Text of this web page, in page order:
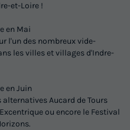
et-Loire !
en Mai
l'un des nombreux vide-
les villes et villages d'Indre-
en Juin
Aucard de Tours
ou encore le Festival